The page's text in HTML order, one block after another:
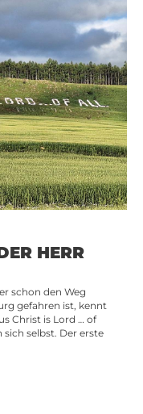
HERR
schon den Weg
gefahren ist, kennt
Christ is Lord … of
sich selbst. Der erste